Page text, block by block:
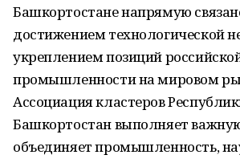
Башкортостане напрямую
достижением технологической
укреплением позиций
промышленности на мировом
Ассоциация кластеров
Башкортостан выполняет
объединяет промышленность,